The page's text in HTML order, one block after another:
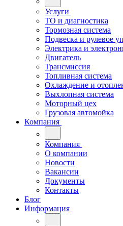
Услуги
ТО и диагностика
Тормозная система
Подвеска и рулевое
Электрика и
Двигатель
Трансмиссия
Топливная система
Охлаждение и
Выхлопная система
Моторный цех
Грузовая автомойка
Компания
Компания
О компании
Новости
Вакансии
Документы
Контакты
Блог
Информация